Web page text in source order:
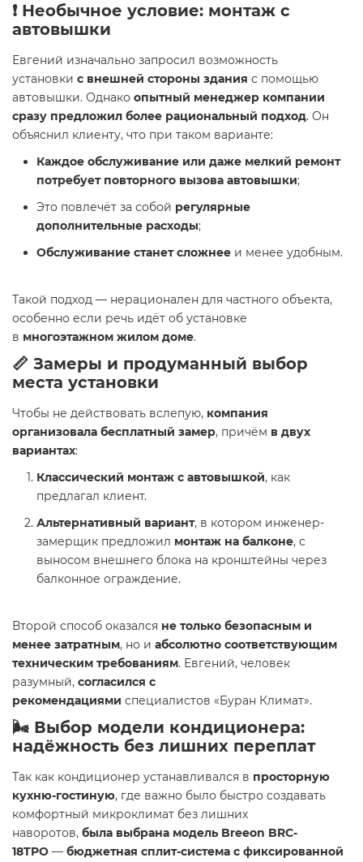
❗ Необычное условие: монтаж с
автовышки
Евгений изначально запросил возможность
установки с внешней стороны здания с помощью
автовышки. Однако опытный менеджер компании
сразу предложил более рациональный подход. Он
объяснил клиенту, что при таком варианте:
Каждое обслуживание или даже мелкий ремонт
потребует повторного вызова автовышки;
Это повлечёт за собой регулярные
дополнительные расходы;
Обслуживание станет сложнее и менее удобным.
Такой подход — нерационален для частного объекта,
особенно если речь идёт об установке
в многоэтажном жилом доме.
📏 Замеры и продуманный выбор
места установки
Чтобы не действовать вслепую, компания
организовала бесплатный замер, причём в двух
вариантах:
Классический монтаж с автовышкой, как
предлагал клиент.
Альтернативный вариант, в котором инженер-
замерщик предложил монтаж на балконе, с
выносом внешнего блока на кронштейны через
балконное ограждение.
Второй способ оказался не только безопасным и
менее затратным, но и абсолютно соответствующим
техническим требованиям. Евгений, человек
разумный, согласился с
рекомендациями специалистов «Буран Климат».
🌬 Выбор модели кондиционера:
надёжность без лишних переплат
Так как кондиционер устанавливался в просторную
кухню-гостиную, где важно было быстро создавать
комфортный микроклимат без лишних
наворотов, была выбрана модель Breeon BRC-
18TPO — бюджетная сплит-система с фиксированной